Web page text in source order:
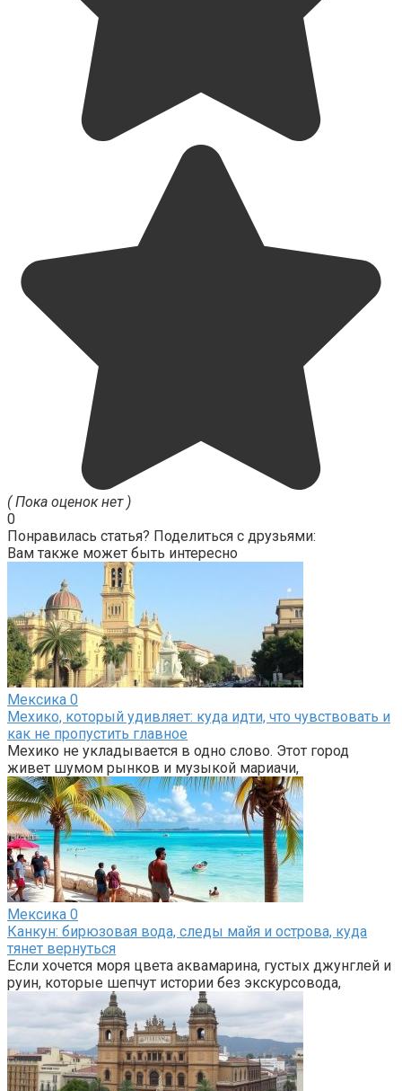
( Пока оценок нет )
0
Понравилась статья? Поделиться с друзьями:
Вам также может быть интересно
Мексика 0
Мехико, который удивляет: куда идти, что чувствовать и
как не пропустить главное
Мехико не укладывается в одно слово. Этот город
живет шумом рынков и музыкой мариачи,
Мексика 0
Канкун: бирюзовая вода, следы майя и острова, куда
тянет вернуться
Если хочется моря цвета аквамарина, густых джунглей и
руин, которые шепчут истории без экскурсовода,